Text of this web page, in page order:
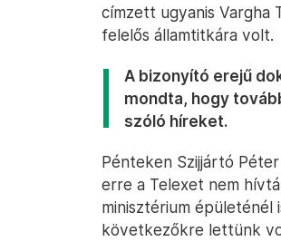
címzett ugyanis Vargha
felelős államtitkára volt.
A bizonyító erejű
mondta, hogy
szóló híreket.
Pénteken Szijjártó
erre a Telexet nem
minisztérium
következőkre lettünk